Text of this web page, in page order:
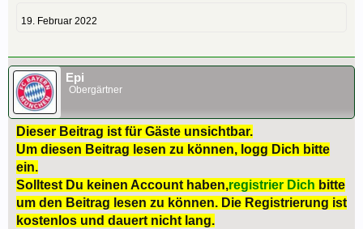
19. Februar 2022
Epi
Obergärtner
Dieser Beitrag ist für Gäste unsichtbar.
Um diesen Beitrag lesen zu können, logg Dich bitte
ein.
Solltest Du keinen Account haben,registrier Dich bitte
um den Beitrag lesen zu können. Die Registrierung ist
kostenlos und dauert nicht lang.